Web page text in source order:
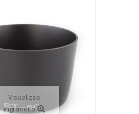
Visualizza
ingrandito